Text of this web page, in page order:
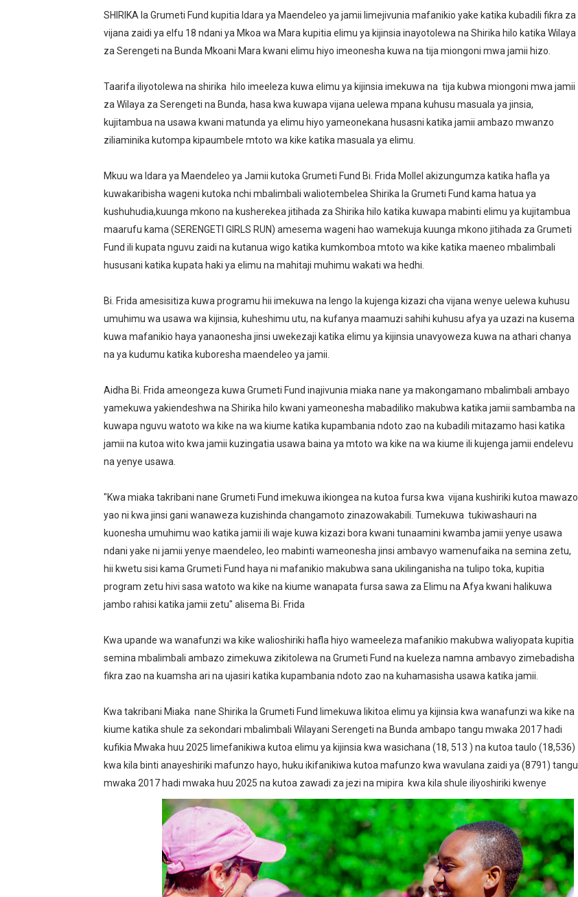
HABARI ZILIZOPEWA UZITO WA JUU KATIKA MAGAZETI YA AGOSTI 7,2026
HABARI ZILIZOPEWA UZITO WA JUU KATIKA MAGAZETI YA AGOSTI 8,2026
SHIRIKA la Grumeti Fund kupitia Idara ya Maendeleo ya jamii limejivunia mafanikio yake katika kubadili fikra za
vijana zaidi ya elfu 18 ndani ya Mkoa wa Mara kupitia elimu ya kijinsia inayotolewa na Shirika hilo katika Wilaya
za Serengeti na Bunda Mkoani Mara kwani elimu hiyo imeonesha kuwa na tija miongoni mwa jamii hizo.
Taarifa iliyotolewa na shirika hilo imeeleza kuwa elimu ya kijinsia imekuwa na tija kubwa miongoni mwa jamii
za Wilaya za Serengeti na Bunda, hasa kwa kuwapa vijana uelewa mpana kuhusu masuala ya jinsia,
kujitambua na usawa kwani matunda ya elimu hiyo yameonekana husasni katika jamii ambazo mwanzo
ziliaminika kutompa kipaumbele mtoto wa kike katika masuala ya elimu.
Mkuu wa Idara ya Maendeleo ya Jamii kutoka Grumeti Fund Bi. Frida Mollel akizungumza katika hafla ya
kuwakaribisha wageni kutoka nchi mbalimbali waliotembelea Shirika la Grumeti Fund kama hatua ya
kushuhudia,kuunga mkono na kusherekea jitihada za Shirika hilo katika kuwapa mabinti elimu ya kujitambua
maarufu kama (SERENGETI GIRLS RUN) amesema wageni hao wamekuja kuunga mkono jitihada za Grumeti
Fund ili kupata nguvu zaidi na kutanua wigo katika kumkomboa mtoto wa kike katika maeneo mbalimbali
hususani katika kupata haki ya elimu na mahitaji muhimu wakati wa hedhi.
Bi. Frida amesisitiza kuwa programu hii imekuwa na lengo la kujenga kizazi cha vijana wenye uelewa kuhusu
umuhimu wa usawa wa kijinsia, kuheshimu utu, na kufanya maamuzi sahihi kuhusu afya ya uzazi na kusema
kuwa mafanikio haya yanaonesha jinsi uwekezaji katika elimu ya kijinsia unavyoweza kuwa na athari chanya
na ya kudumu katika kuboresha maendeleo ya jamii.
Aidha Bi. Frida ameongeza kuwa Grumeti Fund inajivunia miaka nane ya makongamano mbalimbali ambayo
yamekuwa yakiendeshwa na Shirika hilo kwani yameonesha mabadiliko makubwa katika jamii sambamba na
kuwapa nguvu watoto wa kike na wa kiume katika kupambania ndoto zao na kubadili mitazamo hasi katika
jamii na kutoa wito kwa jamii kuzingatia usawa baina ya mtoto wa kike na wa kiume ili kujenga jamii endelevu
na yenye usawa.
"Kwa miaka takribani nane Grumeti Fund imekuwa ikiongea na kutoa fursa kwa vijana kushiriki kutoa mawazo
yao ni kwa jinsi gani wanaweza kuzishinda changamoto zinazowakabili. Tumekuwa tukiwashauri na
kuonesha umuhimu wao katika jamii ili waje kuwa kizazi bora kwani tunaamini kwamba jamii yenye usawa
ndani yake ni jamii yenye maendeleo, leo mabinti wameonesha jinsi ambavyo wamenufaika na semina zetu,
hii kwetu sisi kama Grumeti Fund haya ni mafanikio makubwa sana ukilinganisha na tulipo toka, kupitia
program zetu hivi sasa watoto wa kike na kiume wanapata fursa sawa za Elimu na Afya kwani halikuwa
jambo rahisi katika jamii zetu" alisema Bi. Frida
Kwa upande wa wanafunzi wa kike walioshiriki hafla hiyo wameeleza mafanikio makubwa waliyopata kupitia
semina mbalimbali ambazo zimekuwa zikitolewa na Grumeti Fund na kueleza namna ambavyo zimebadisha
fikra zao na kuamsha ari na ujasiri katika kupambania ndoto zao na kuhamasisha usawa katika jamii.
Kwa takribani Miaka nane Shirika la Grumeti Fund limekuwa likitoa elimu ya kijinsia kwa wanafunzi wa kike na
kiume katika shule za sekondari mbalimbali Wilayani Serengeti na Bunda ambapo tangu mwaka 2017 hadi
kufikia Mwaka huu 2025 limefanikiwa kutoa elimu ya kijinsia kwa wasichana (18, 513 ) na kutoa taulo (18,536)
kwa kila binti anayeshiriki mafunzo hayo, huku ikifanikiwa kutoa mafunzo kwa wavulana zaidi ya (8791) tangu
mwaka 2017 hadi mwaka huu 2025 na kutoa zawadi za jezi na mipira kwa kila shule iliyoshiriki kwenye